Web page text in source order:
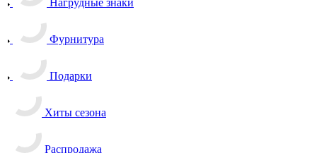
Нагрудные знаки
Фурнитура
Подарки
Хиты сезона
Распродажа